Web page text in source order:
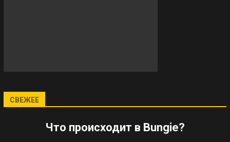
СВЕЖЕЕ
Что происходит в Bungie?